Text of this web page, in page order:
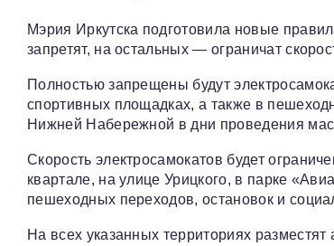
Мэрия Иркутска подготовила новые
запретят, на остальных — ограничат
Полностью запрещены будут
спортивных площадках, а также в
Нижней Набережной в дни проведения
Скорость электросамокатов будет
квартале, на улице Урицкого, в парке
пешеходных переходов, остановок и
На всех указанных территориях